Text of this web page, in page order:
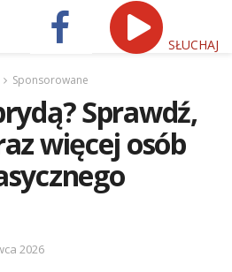
SŁUCHAJ
Sponsorowane
Sprawdź,
więcej osób
2026